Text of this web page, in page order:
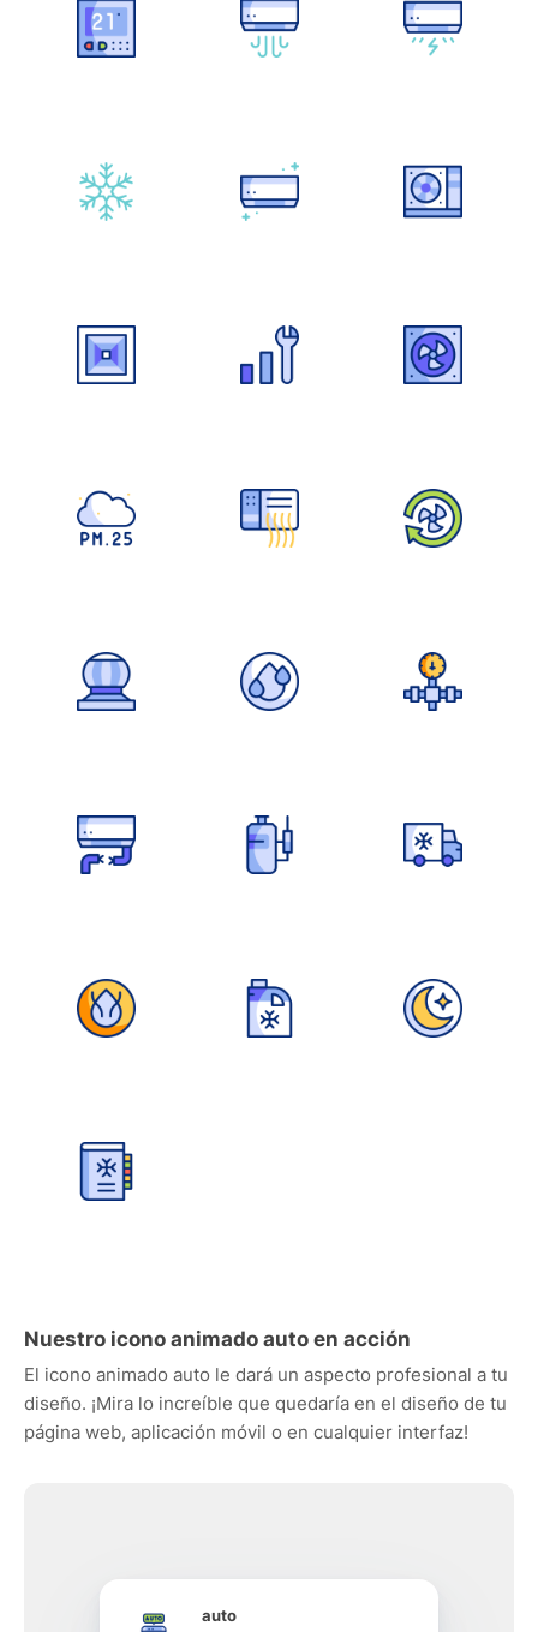
Nuestro icono animado auto en acción
El icono animado auto le dará un aspecto profesional a tu
diseño. ¡Mira lo increíble que quedaría en el diseño de tu
página web, aplicación móvil o en cualquier interfaz!
auto